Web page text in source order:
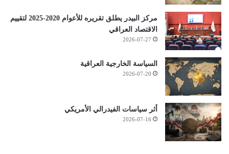
مركز البيدر يطلق تقريره للأعوام 2020-2025 لتقييم
الاقتصاد العراقي
2026-07-27
السياسة الخارجية العراقية
2026-07-20
أثر سياسات الفيدرالي الأمريكي
2026-07-16